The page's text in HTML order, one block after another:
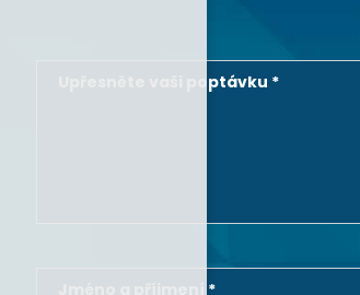
Upřesněte vaši poptávku *
Jméno a příjmení *